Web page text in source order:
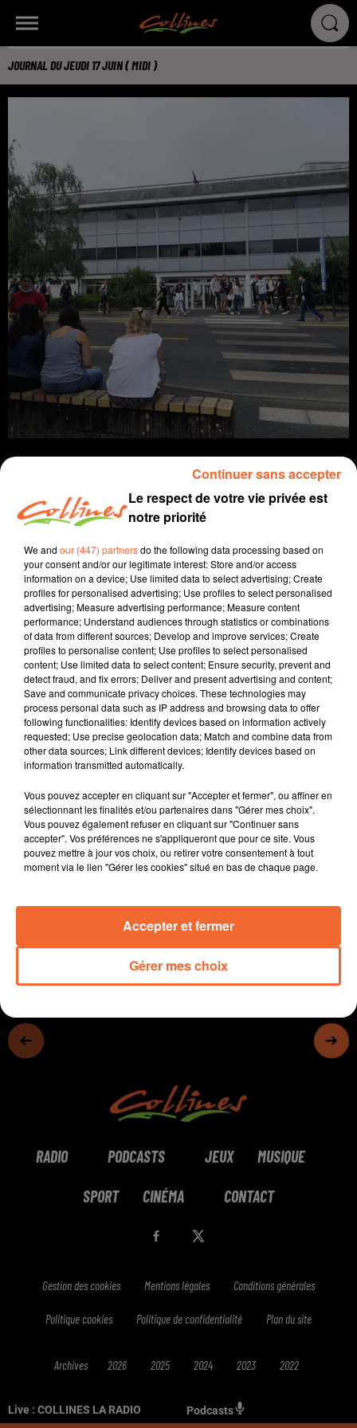
Live : COLLINES LA RADIO Podcasts
JOURNAL DU JEUDI 17 JUIN ( MIDI )
Infos
17 juin 2021 - 13 min 5 sec
JOURNAL DU JEUDI 17 JUIN ( MIDI )
Patrice Bémanangy
L'info près de chez vous.
Le grand jour pour les bacheliers avec la première
épreuve : la philosophie.
Le barreau des avocats des deux-sèvres ouvre un
numéro d'appel téléphonique pour les personnes
victimes de violences conjugales.
La fête de la musique à Bressuire Lundi concentrée au
château.
Un pass sanitaire sera obligatoire pour assister aux
concerts du festival de Poupet.
RADIO PODCASTS JEUX MUSIQUE
SPORT CINÉMA CONTACT
Gestion des cookies Mentions légales Conditions générales
Politique cookies Politique de confidentialité Plan du site
Archives 2026 2025 2024 2023 2022
Le respect de votre vie privée est
notre priorité
We and our (447) partnersdo the following data processing based on
your consent and/or our legitimate interest: Store and/or access
information on a device; Use limited data to select advertising; Create
profiles for personalised advertising; Use profiles to select personalised
advertising; Measure advertising performance; Measure content
performance; Understand audiences through statistics or combinations
of data from different sources; Develop and improve services; Create
profiles to personalise content; Use profiles to select personalised
content; Use limited data to select content; Ensure security, prevent and
detect fraud, and fix errors; Deliver and present advertising and content;
Save and communicate privacy choices. These technologies may
process personal data such as IP address and browsing data to offer
following functionalities: Identify devices based on information actively
requested; Use precise geolocation data; Match and combine data from
other data sources; Link different devices; Identify devices based on
information transmitted automatically.
Vous pouvez accepter en cliquant sur "Accepter et fermer", ou affiner en
sélectionnant les finalités et/ou partenaires dans "Gérer mes choix".
Vous pouvez également refuser en cliquant sur "Continuer sans
accepter". Vos préférences ne s'appliqueront que pour ce site. Vous
pouvez mettre à jour vos choix, ou retirer votre consentement à tout
moment via le lien "Gérer les cookies" situé en bas de chaque page.
Gérer mes choix
Accepter et fermer
Continuer sans accepter